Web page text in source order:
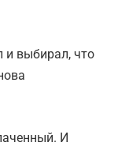
и выбирал, что
И